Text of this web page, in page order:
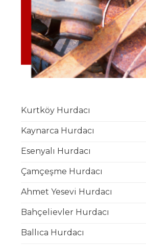
Kurtköy Hurdacı
Kaynarca Hurdacı
Esenyalı Hurdacı
Çamçeşme Hurdacı
Ahmet Yesevi Hurdacı
Bahçelievler Hurdacı
Ballıca Hurdacı